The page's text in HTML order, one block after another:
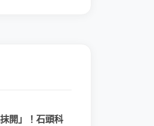
開」！石頭科